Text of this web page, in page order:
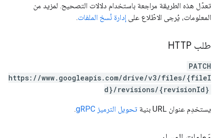
تعدّل هذه الطريقة مراجعة باستخدام دلالات التصحيح. لمزيد من
المعلومات، يُرجى الاطّلاع على إدارة نُسخ الملفات.
طلب HTTP
PATCH
https://www.googleapis.com/drive/v3/files/{fileI
d}/revisions/{revisionId}
يستخدِم عنوان URL بنية تحويل الترميز gRPC .